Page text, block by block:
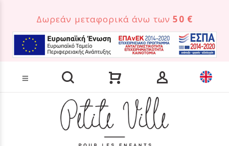
Δωρεάν μεταφορικά άνω των50 €